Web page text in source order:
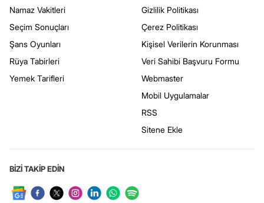
Namaz Vakitleri
Seçim Sonuçları
Şans Oyunları
Rüya Tabirleri
Yemek Tarifleri
Gizlilik Politikası
Çerez Politikası
Kişisel Verilerin Korunması
Veri Sahibi Başvuru Formu
Webmaster
Mobil Uygulamalar
RSS
Sitene Ekle
BİZİ TAKİP EDİN